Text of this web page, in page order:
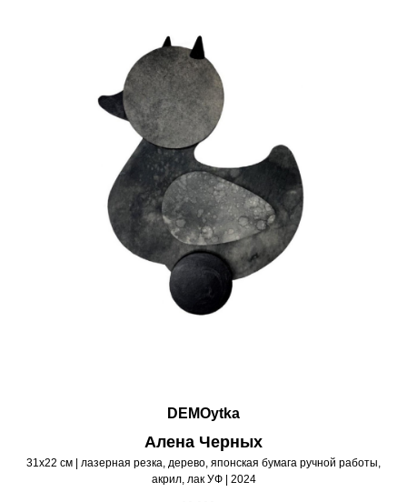
DEMOytka
Алена Черных
31х22 см | лазерная резка, дерево, японская бумага ручной работы,
акрил, лак УФ | 2024